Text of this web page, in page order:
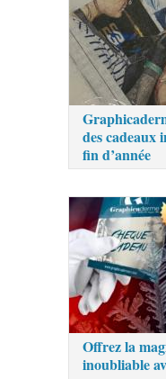
des cadeaux
fin d’année
Offrez la
inoubliable